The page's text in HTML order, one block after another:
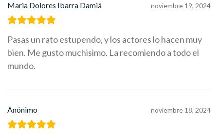
Maria Dolores Ibarra Damiá noviembre 19, 2024
Pasas un rato estupendo, y los actores lo hacen muy
bien. Me gusto muchisimo. La recomiendo a todo el
mundo.
Anónimo noviembre 18, 2024